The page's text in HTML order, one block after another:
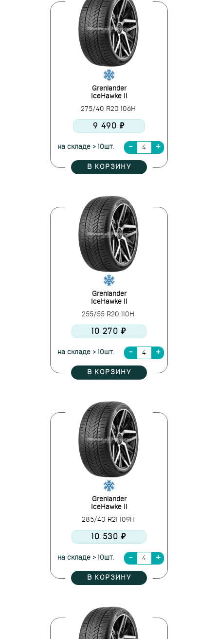
Grenlander
IceHawke II
275/40 R20 106H
9 490 ₽
на складе > 10шт.
В КОРЗИНУ
Grenlander
IceHawke II
255/55 R20 110H
10 270 ₽
на складе > 10шт.
В КОРЗИНУ
Grenlander
IceHawke II
285/40 R21 109H
10 530 ₽
на складе > 10шт.
В КОРЗИНУ